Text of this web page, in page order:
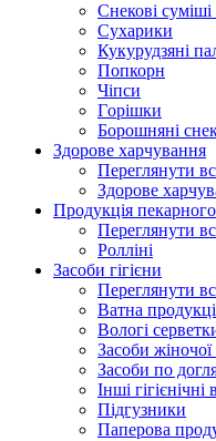
Снекові суміші
Сухарики
Кукурудзяні
Попкорн
Чіпси
Гoрішки
Борошняні
Здорове харчування
Переглянути
Здорове
Продукцiя
Переглянути
Ролліні
Засоби гігієни
Переглянути
Ватна
Вологi
Засоби жіночої
Засоби по
Інші
Підгузники
Паперова